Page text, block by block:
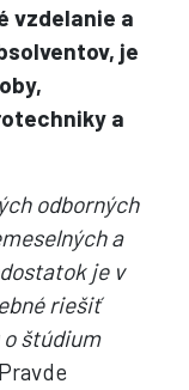
vzdelanie a
je
a
odborných
a
je v
riešiť
štúdium